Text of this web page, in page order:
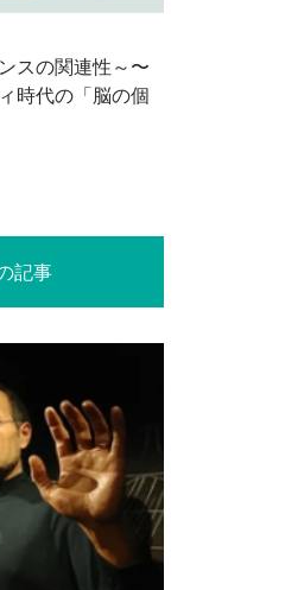
スの関連性～〜
時代の「脳の個
記事